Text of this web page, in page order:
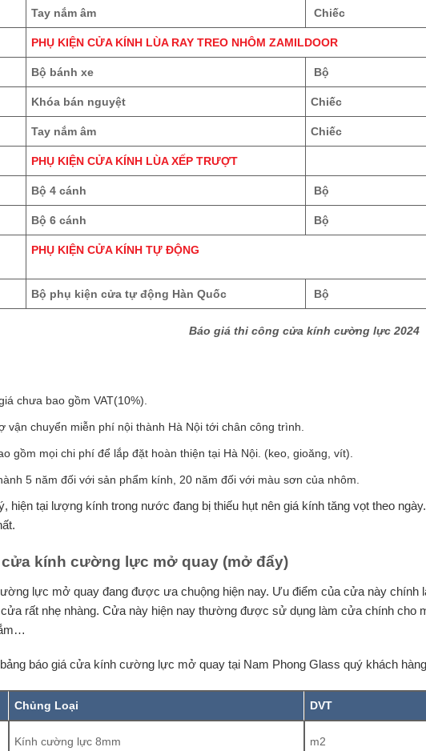
Tay nắm âm Chiếc
PHỤ KIỆN CỬA KÍNH LÙA RAY TREO NHÔM ZAMILDOOR
Bộ bánh xe Bộ
Khóa bán nguyệt Chiếc
Tay nắm âm Chiếc
PHỤ KIỆN CỬA KÍNH LÙA XẾP TRƯỢT
Bộ 4 cánh Bộ
Bộ 6 cánh Bộ
PHỤ KIỆN CỬA KÍNH TỰ ĐỘNG
Bộ phụ kiện cửa tự động Hàn Quốc Bộ
Báo giá thi công cửa kính cường lực 2024
chưa bao gồm VAT(10%).
vận chuyển miễn phí nội thành Hà Nội tới chân công trình.
gồm mọi chi phí để lắp đặt hoàn thiện tại Hà Nội. (keo, gioăng, vít).
5 năm đối với sản phẩm kính, 20 năm đối với màu sơn của nhôm.
hiện tại lượng kính trong nước đang bị thiếu hụt nên giá kính tăng vọt theo
kính cường lực mở quay (mở đẩy)
lực mở quay đang được ưa chuộng hiện nay. Ưu điểm của cửa này chính
rất nhẹ nhàng. Cửa này hiện nay thường được sử dụng làm cửa chính cho
báo giá cửa kính cường lực mở quay tại Nam Phong Glass quý khách
Chủng Loại DVT
Kính cường lực 8mm m2